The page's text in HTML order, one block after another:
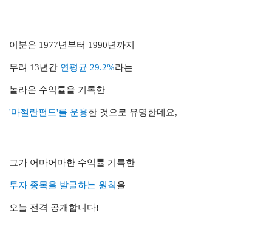
이분은 1977년부터 1990년까지
무려 13년간 연평균 29.2%라는
놀라운 수익률을 기록한
'마젤란펀드'를 운용한 것으로 유명한데요,
그가 어마어마한 수익률 기록한
투자 종목을 발굴하는 원칙을
오늘 전격 공개합니다!